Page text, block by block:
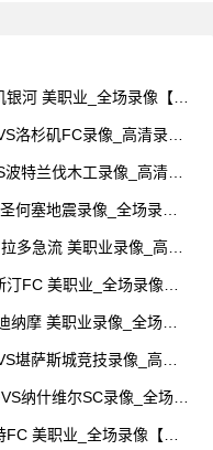
河 美职业_全场录像【全
洛杉矶FC录像_高清录像
特兰伐木工录像_高清录
何塞地震录像_全场录像
多急流 美职业录像_高清
FC 美职业_全场录像
摩 美职业录像_全场录
堪萨斯城竞技录像_高清
纳什维尔SC录像_全场录
美职业_全场录像【视